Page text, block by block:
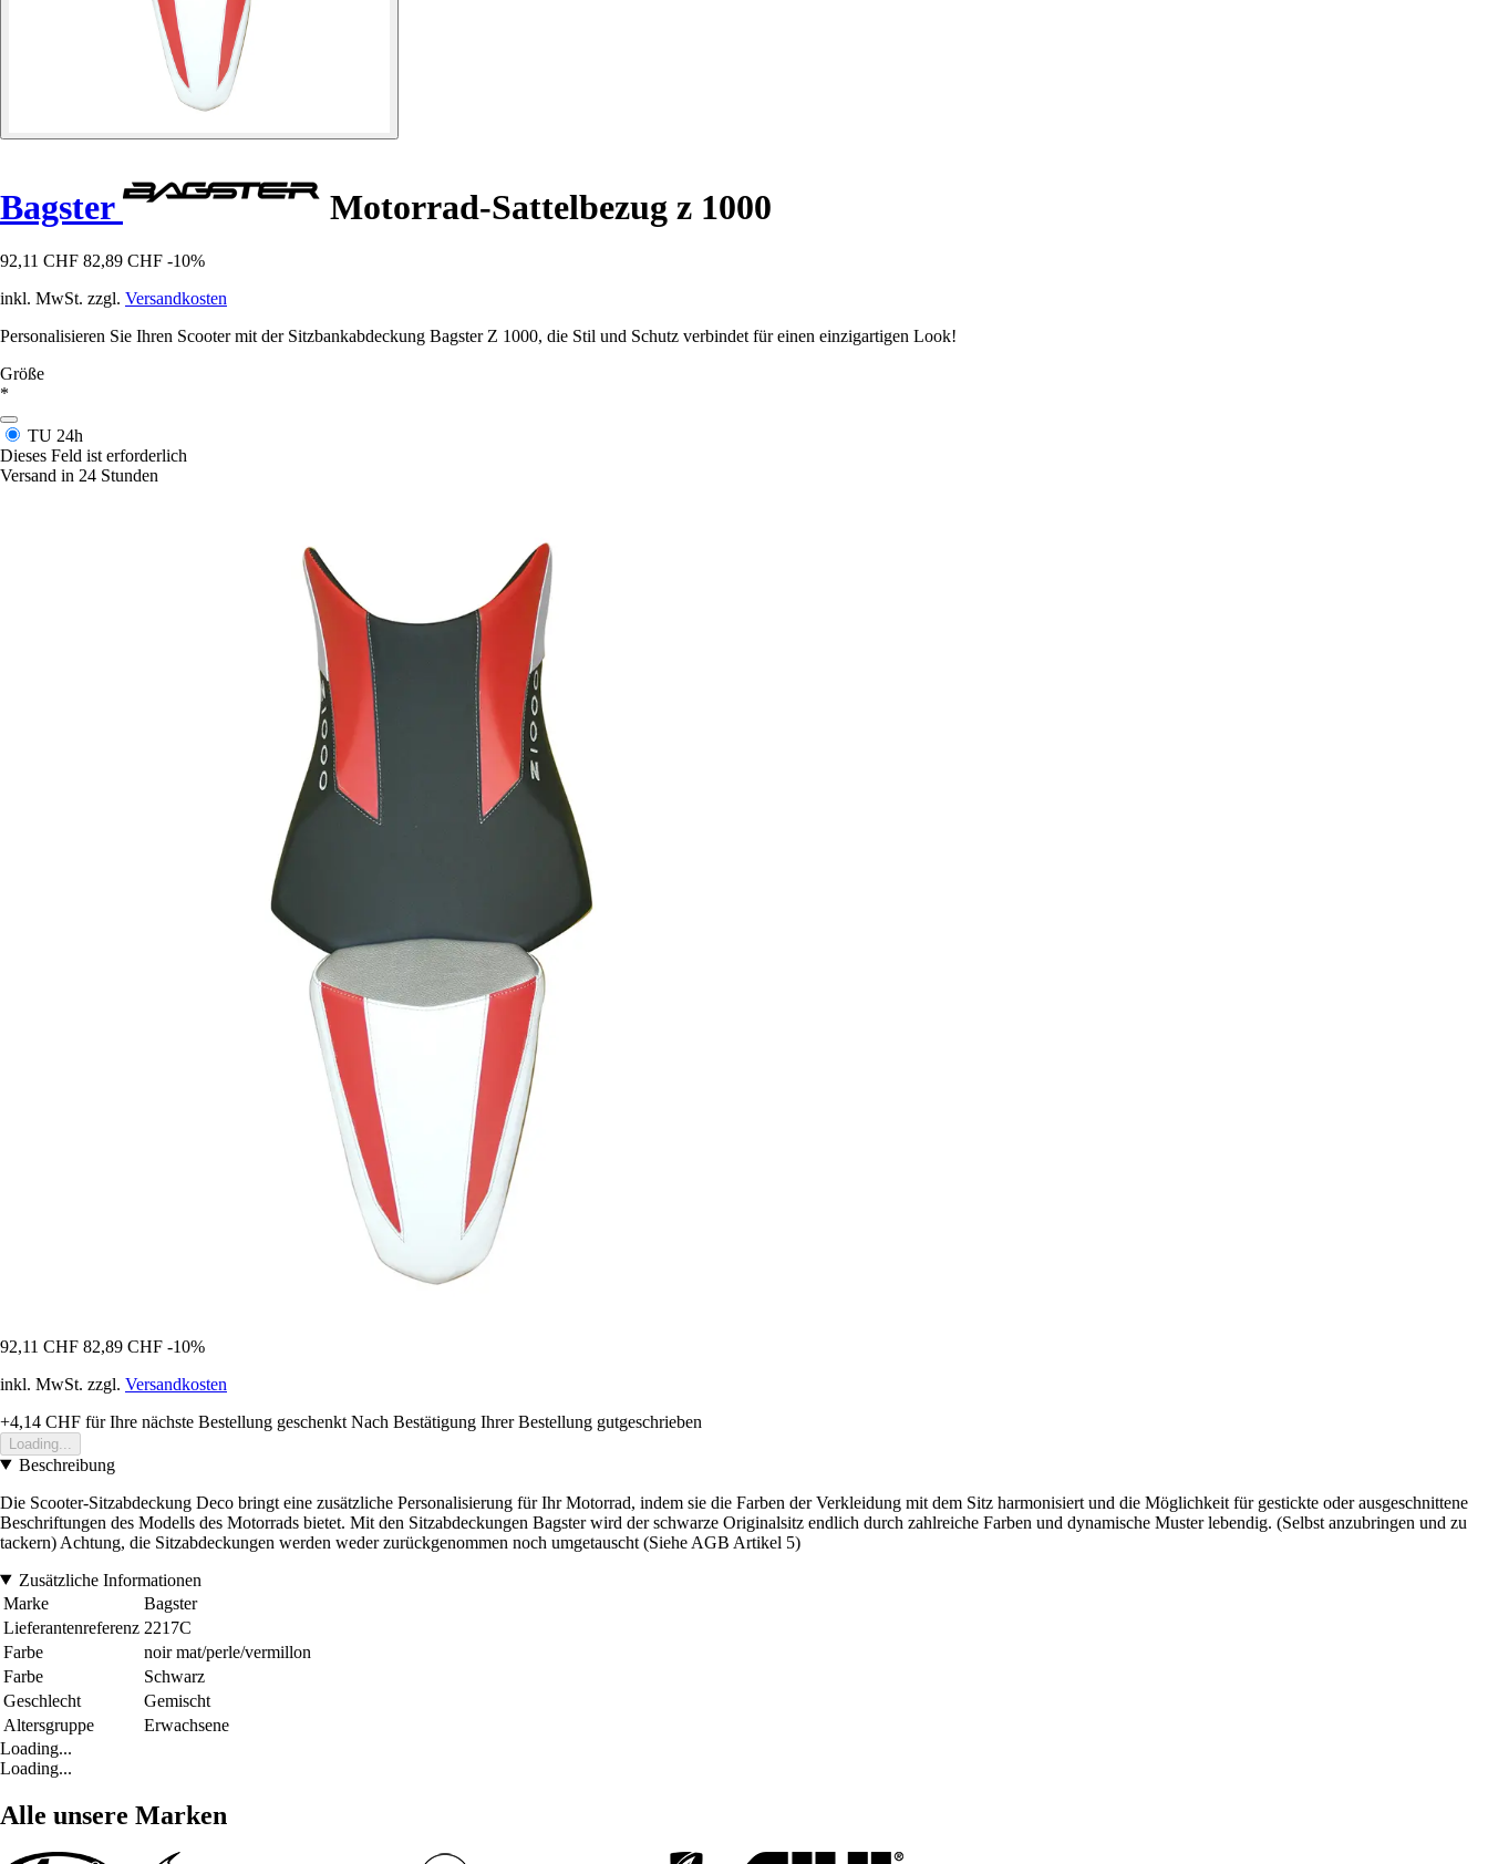
Bagster Motorrad-Sattelbezug z 1000
92,11 CHF 82,89 CHF -10%
inkl. MwSt. zzgl. Versandkosten
Personalisieren Sie Ihren Scooter mit der Sitzbankabdeckung Bagster Z 1000, die Stil und Schutz verbindet für einen einzigartigen Look!
Größe
*
TU 24h
Dieses Feld ist erforderlich
Versand in 24 Stunden
92,11 CHF 82,89 CHF -10%
inkl. MwSt. zzgl. Versandkosten
+4,14 CHF für Ihre nächste Bestellung geschenkt Nach Bestätigung Ihrer Bestellung gutgeschrieben
Loading...
Beschreibung
Die Scooter-Sitzabdeckung Deco bringt eine zusätzliche Personalisierung für Ihr Motorrad, indem sie die Farben der Verkleidung mit dem Sitz harmonisiert und die Möglichkeit für gestickte oder ausgeschnittene
Beschriftungen des Modells des Motorrads bietet. Mit den Sitzabdeckungen Bagster wird der schwarze Originalsitz endlich durch zahlreiche Farben und dynamische Muster lebendig. (Selbst anzubringen und zu
tackern) Achtung, die Sitzabdeckungen werden weder zurückgenommen noch umgetauscht (Siehe AGB Artikel 5)
Zusätzliche Informationen
Marke
Bagster
Lieferantenreferenz 2217C
Farbe
noir mat/perle/vermillon
Farbe
Schwarz
Geschlecht
Gemischt
Altersgruppe
Erwachsene
Loading...
Loading...
Alle unsere Marken